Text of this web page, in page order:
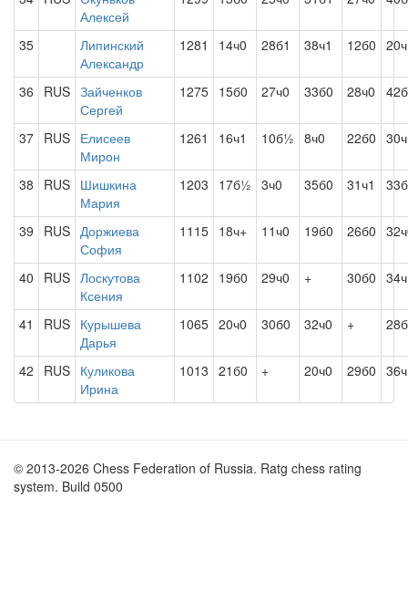
Алексей
35
Липинский
Александр
1281 14ч0 28б1 38ч1 12б0
36 RUS Зайченков
Сергей
1275 15б0 27ч0 33б0 28ч0
37 RUS Елисеев
Мирон
1261 16ч1 10б½ 8ч0 22б0
38 RUS Шишкина
Мария
1203 17б½ 3ч0 35б0 31ч1
39 RUS Доржиева
София
1115 18ч+ 11ч0 19б0 26б0
40 RUS Лоскутова
Ксения
1102 19б0 29ч0 + 30б0
41 RUS Курышева
Дарья
1065 20ч0 30б0 32ч0 +
42 RUS Куликова
Ирина
1013 21б0 + 20ч0 29б0
© 2013-2026 Chess Federation of Russia. Ratg chess rating
system. Build 0500